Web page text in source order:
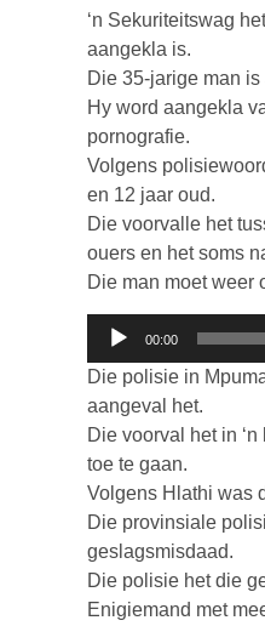
‘n Sekuriteitswag
aangekla is.
Die 35-jarige man
Hy word aangekla
pornografie.
Volgens
en 12 jaar oud.
Die voorvalle het
ouers en het soms
Die man moet weer
Klankspeler
00:00
Die polisie in
aangeval het.
Die voorval het in
toe te gaan.
Volgens Hlathi was
Die provinsiale
geslagsmisdaad.
Die polisie het die
Enigiemand met